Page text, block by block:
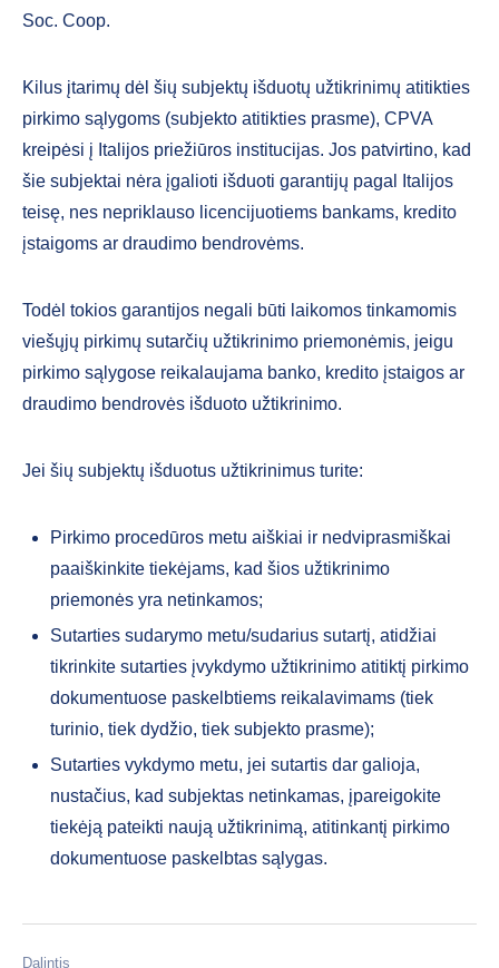
Soc. Coop.
Kilus įtarimų dėl šių subjektų išduotų užtikrinimų atitikties
pirkimo sąlygoms (subjekto atitikties prasme), CPVA
kreipėsi į Italijos priežiūros institucijas. Jos patvirtino, kad
šie subjektai nėra įgalioti išduoti garantijų pagal Italijos
teisę, nes nepriklauso licencijuotiems bankams, kredito
įstaigoms ar draudimo bendrovėms.
Todėl tokios garantijos negali būti laikomos tinkamomis
viešųjų pirkimų sutarčių užtikrinimo priemonėmis, jeigu
pirkimo sąlygose reikalaujama banko, kredito įstaigos ar
draudimo bendrovės išduoto užtikrinimo.
Jei šių subjektų išduotus užtikrinimus turite:
Pirkimo procedūros metu aiškiai ir nedviprasmiškai
paaiškinkite tiekėjams, kad šios užtikrinimo
priemonės yra netinkamos;
Sutarties sudarymo metu/sudarius sutartį, atidžiai
tikrinkite sutarties įvykdymo užtikrinimo atitiktį pirkimo
dokumentuose paskelbtiems reikalavimams (tiek
turinio, tiek dydžio, tiek subjekto prasme);
Sutarties vykdymo metu, jei sutartis dar galioja,
nustačius, kad subjektas netinkamas, įpareigokite
tiekėją pateikti naują užtikrinimą, atitinkantį pirkimo
dokumentuose paskelbtas sąlygas.
Dalintis